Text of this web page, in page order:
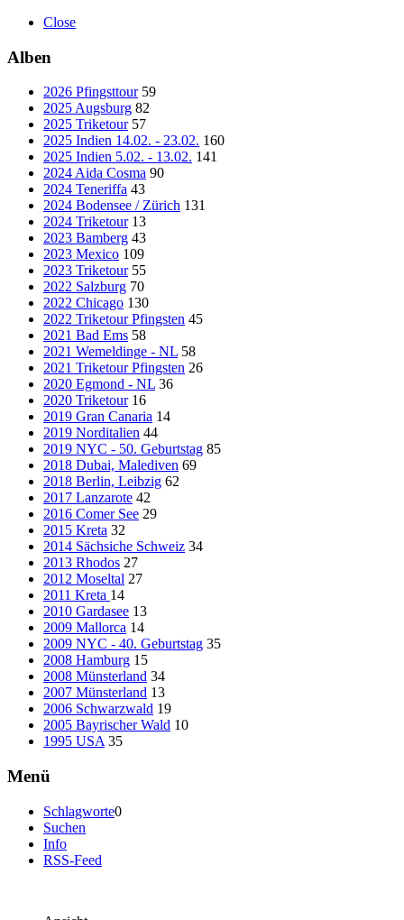
Close
Alben
2026 Pfingsttour 59
2025 Augsburg 82
2025 Triketour 57
2025 Indien 14.02. - 23.02. 160
2025 Indien 5.02. - 13.02. 141
2024 Aida Cosma 90
2024 Teneriffa 43
2024 Bodensee / Zürich 131
2024 Triketour 13
2023 Bamberg 43
2023 Mexico 109
2023 Triketour 55
2022 Salzburg 70
2022 Chicago 130
2022 Triketour Pfingsten 45
2021 Bad Ems 58
2021 Wemeldinge - NL 58
2021 Triketour Pfingsten 26
2020 Egmond - NL 36
2020 Triketour 16
2019 Gran Canaria 14
2019 Norditalien 44
2019 NYC - 50. Geburtstag 85
2018 Dubai, Malediven 69
2018 Berlin, Leibzig 62
2017 Lanzarote 42
2016 Comer See 29
2015 Kreta 32
2014 Sächsiche Schweiz 34
2013 Rhodos 27
2012 Moseltal 27
2011 Kreta 14
2010 Gardasee 13
2009 Mallorca 14
2009 NYC - 40. Geburtstag 35
2008 Hamburg 15
2008 Münsterland 34
2007 Münsterland 13
2006 Schwarzwald 19
2005 Bayrischer Wald 10
1995 USA 35
Menü
Schlagworte0
Suchen
Info
RSS-Feed